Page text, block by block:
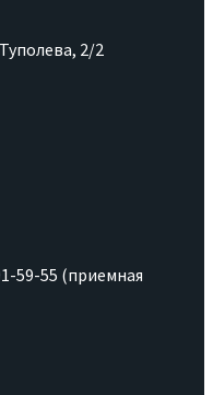
2/2
59-55 (приемная